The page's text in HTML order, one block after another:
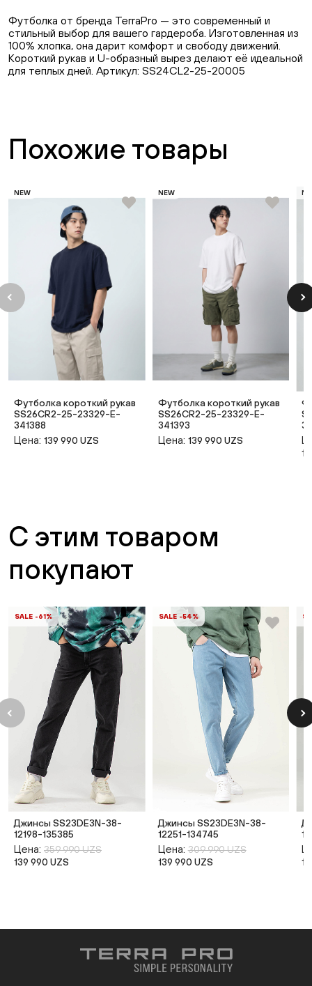
Футболка от бренда TerraPro — это современный и
стильный выбор для вашего гардероба. Изготовленная из
100% хлопка, она дарит комфорт и свободу движений.
Короткий рукав и U-образный вырез делают её идеальной
для теплых дней. Артикул: SS24CL2-25-20005
Похожие товары
NEW
Футболка короткий рукав
SS26CR2-25-23329-E-
341388
Цена: 139 990 UZS
NEW
Футболка короткий рукав
SS26CR2-25-23329-E-
341393
Цена: 139 990 UZS
С этим товаром
покупают
SALE -61%
Джинсы SS23DE3N-38-
12198-135385
Цена: 359 990 UZS
139 990 UZS
SALE -54%
Джинсы SS23DE3N-38-
12251-134745
Цена: 309 990 UZS
139 990 UZS